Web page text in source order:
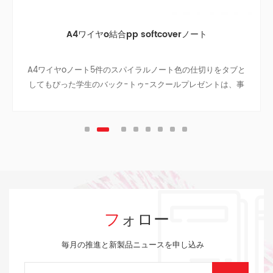
A4ワイヤo結合pp softcoverノート
A4ワイヤoノート5件のスパイラルノート色の仕切りをタブと
してもぴった学生のバック-トゥ-スクールプレゼントは、事
フォロー
毎月の推進と新製品ニュースを申し込み